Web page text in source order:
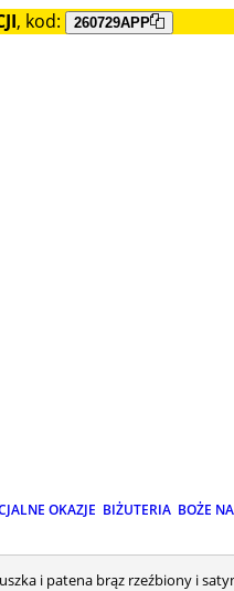
, kod: 260729APP
OKAZJE BIŻUTERIA BOŻE
i patena brąz rzeźbiony i